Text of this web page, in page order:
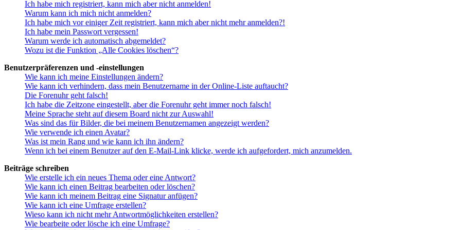
Ich habe mich registriert, kann mich aber nicht anmelden!
Warum kann ich mich nicht anmelden?
Ich habe mich vor einiger Zeit registriert, kann mich aber nicht mehr anmelden?!
Ich habe mein Passwort vergessen!
Warum werde ich automatisch abgemeldet?
Wozu ist die Funktion „Alle Cookies löschen“?
Benutzerpräferenzen und -einstellungen
Wie kann ich meine Einstellungen ändern?
Wie kann ich verhindern, dass mein Benutzername in der Online-Liste auftaucht?
Die Forenuhr geht falsch!
Ich habe die Zeitzone eingestellt, aber die Forenuhr geht immer noch falsch!
Meine Sprache steht auf diesem Board nicht zur Auswahl!
Was sind das für Bilder, die bei meinem Benutzernamen angezeigt werden?
Wie verwende ich einen Avatar?
Was ist mein Rang und wie kann ich ihn ändern?
Wenn ich bei einem Benutzer auf den E-Mail-Link klicke, werde ich aufgefordert, mich anzumelden.
Beiträge schreiben
Wie erstelle ich ein neues Thema oder eine Antwort?
Wie kann ich einen Beitrag bearbeiten oder löschen?
Wie kann ich meinem Beitrag eine Signatur anfügen?
Wie kann ich eine Umfrage erstellen?
Wieso kann ich nicht mehr Antwortmöglichkeiten erstellen?
Wie bearbeite oder lösche ich eine Umfrage?